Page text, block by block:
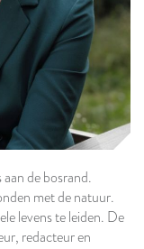
de bosrand.
met de natuur.
levens te leiden. De
redacteur en